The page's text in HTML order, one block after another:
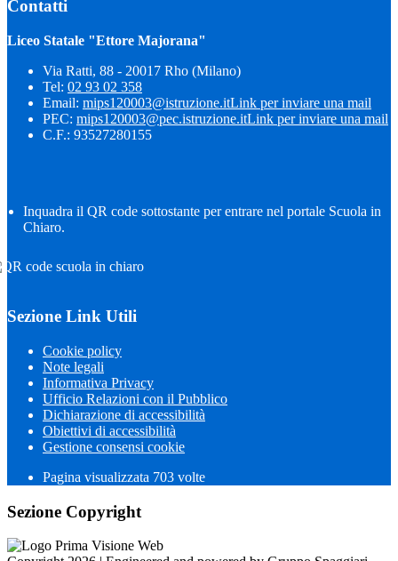
Contatti
Liceo Statale "Ettore Majorana"
Via Ratti, 88 - 20017 Rho (Milano)
Tel: 02 93 02 358
Email: mips120003@istruzione.itLink per inviare una mail
PEC: mips120003@pec.istruzione.itLink per inviare una mail
C.F.: 93527280155
Inquadra il QR code sottostante per entrare nel portale Scuola in
Chiaro.
Sezione Link Utili
Cookie policy
Note legali
Informativa Privacy
Ufficio Relazioni con il Pubblico
Dichiarazione di accessibilità
Obiettivi di accessibilità
Gestione consensi cookie
Pagina visualizzata 703 volte
Sezione Copyright